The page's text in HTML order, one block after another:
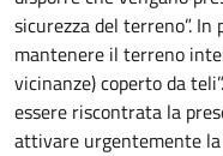
sicurezza del terreno”.
mantenere il terreno
vicinanze) coperto da
essere riscontrata la
attivare urgentemente la